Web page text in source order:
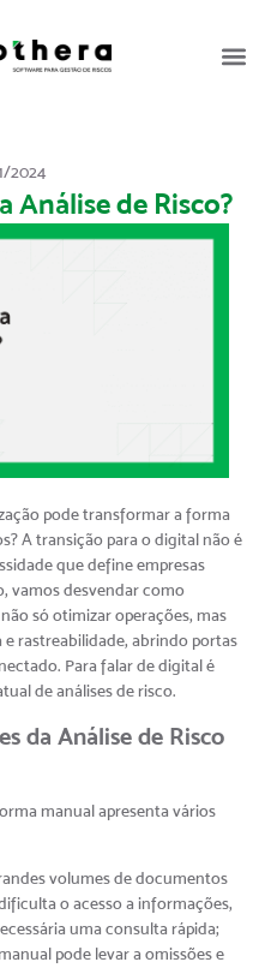
2024
Análise de Risco?
pode transformar a forma
A transição para o digital não é
que define empresas
vamos desvendar como
só otimizar operações, mas
rastreabilidade, abrindo portas
Para falar de digital é
de análises de risco.
da Análise de Risco
manual apresenta vários
volumes de documentos
o acesso a informações,
uma consulta rápida;
pode levar a omissões e